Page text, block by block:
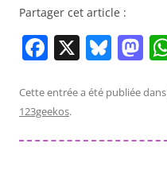
Partager cet article :
F
c
e
b
X Bl
e
y
M
st
d
Cette entrée a été publiée dans
123geekos.